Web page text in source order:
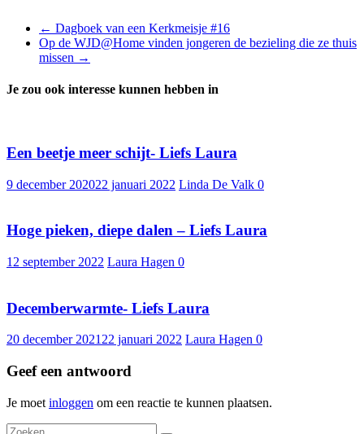
← Dagboek van een Kerkmeisje #16
Op de WJD@Home vinden jongeren de bezieling die ze thuis
missen →
Je zou ook interesse kunnen hebben in
Een beetje meer schijt- Liefs Laura
9 december 202022 januari 2022 Linda De Valk 0
Hoge pieken, diepe dalen – Liefs Laura
12 september 2022 Laura Hagen 0
Decemberwarmte- Liefs Laura
20 december 2021 22 januari 2022 Laura Hagen 0
Geef een antwoord
Je moet inloggen om een reactie te kunnen plaatsen.